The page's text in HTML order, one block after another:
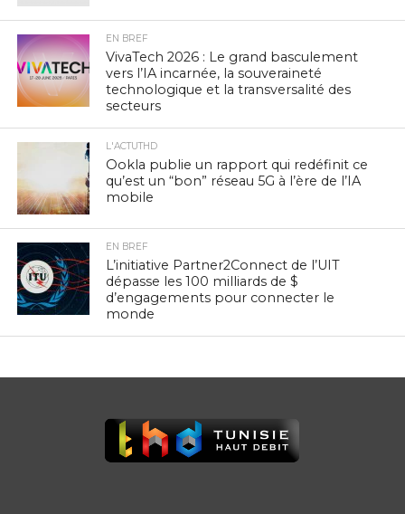
EN BREF
VivaTech 2026 : Le grand basculement
vers l’IA incarnée, la souveraineté
technologique et la transversalité des
secteurs
L'ACTUTHD
Ookla publie un rapport qui redéfinit ce
qu’est un “bon” réseau 5G à l’ère de l’IA
mobile
EN BREF
L’initiative Partner2Connect de l’UIT
dépasse les 100 milliards de $
d’engagements pour connecter le
monde